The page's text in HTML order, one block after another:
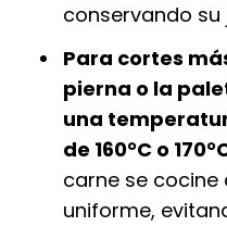
conservando su
Para cortes
pierna o la
una
de 160°C o
carne se
uniforme,